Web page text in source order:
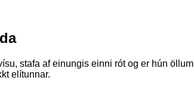
stafa af einungis einni rót og er hún öllum
elítunnar.